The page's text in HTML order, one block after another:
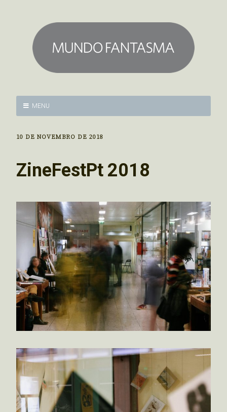
MENU
10 DE NOVEMBRO DE 2018
ZineFestPt 2018